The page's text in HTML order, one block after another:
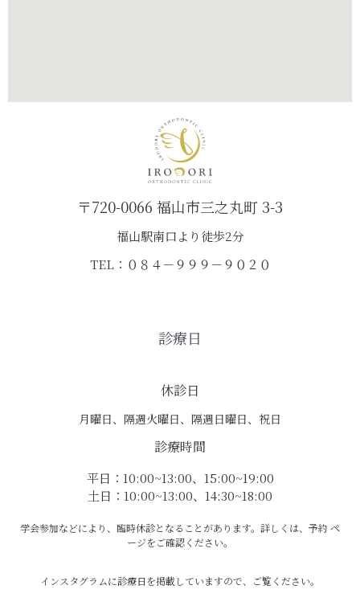
〒720-0066 福山市三之丸町 3-3
福山駅南口より徒歩2分
TEL：０８４－９９９－９０２０
診療日
休診日
月曜日、隔週火曜日、隔週日曜日、祝日
診療時間
平日：10:00~13:00、15:00~19:00
土日：10:00~13:00、14:30~18:00
学会参加などにより、臨時休診となることがあります。詳しくは、予約 ペ
ージをご確認ください。
インスタグラムに診療日を掲載していますので、ご覧ください。